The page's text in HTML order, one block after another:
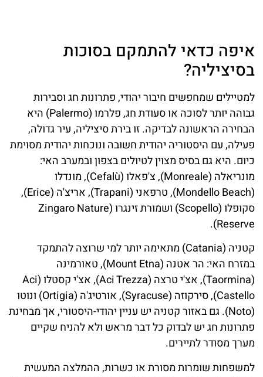
איפה כדאי להתמקם בסוכות
בסיציליה?
למטיילים שמחפשים חיבור יהודי, פתרונות חג וסבירות
גבוהה יותר לסוכה או סעודת חג, פלרמו (Palermo) היא
הבחירה הראשונה לבדיקה. זו בירת סיציליה, עיר גדולה,
פעילה, עם היסטוריה יהודית חשובה ונוכחות יהודית מסוימת
כיום. היא גם בסיס מצוין לטיולים בצפון ובמערב האי:
מונריאלה (Monreale), צ'פאלו (Cefalù), מונדלו
(Mondello Beach), טרפאני (Trapani), אריצ'ה (Erice),
סקופלו (Scopello) ושמורת זינגרו (Zingaro Nature
Reserve).
קטניה (Catania) מתאימה יותר למי שרוצה להתמקד
במזרח האי: הר אטנה (Mount Etna), טאורמינה
(Taormina), אצ'י טרצה (Aci Trezza), אצ'י קסטלו (Aci
Castello), סירקוזה (Syracuse), אורטיג'ה (Ortigia) ונוטו
(Noto). גם באזור קטניה יש עניין יהודי-היסטורי, אך מבחינת
פתרונות חג יש לבדוק כל דבר מראש ולא להניח שקיים
מערך מסודר לתיירים.
למשפחות שומרות מסורת או כשרות, ההמלצה המעשית